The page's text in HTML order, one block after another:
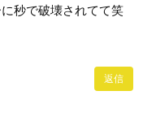
秒で破壊されてて笑
返信